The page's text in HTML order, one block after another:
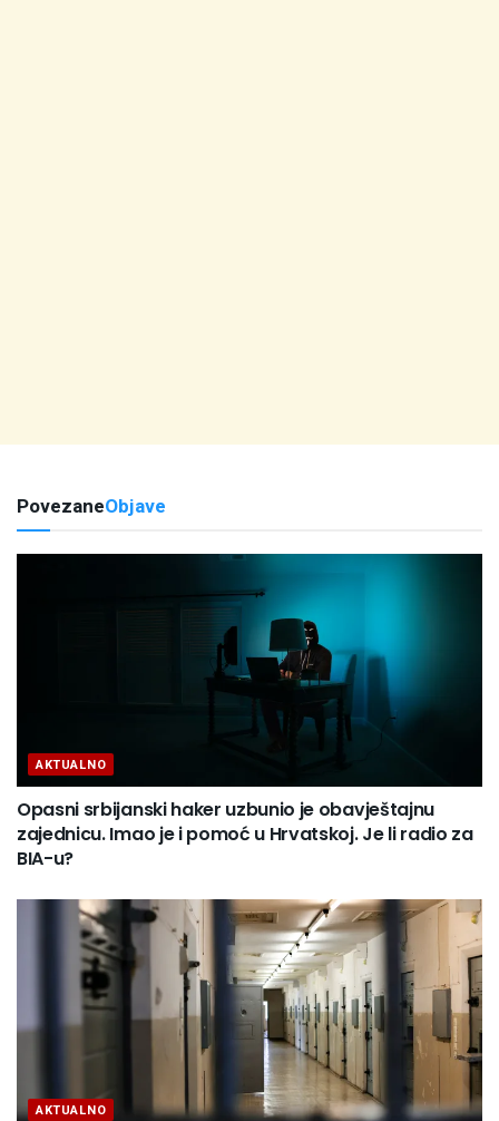
PovezaneObjave
AKTUALNO
Opasni srbijanski haker uzbunio je obavještajnu
zajednicu. Imao je i pomoć u Hrvatskoj. Je li radio za
BIA-u?
AKTUALNO